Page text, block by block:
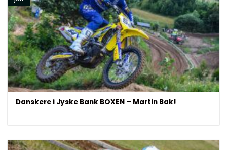
Danskere i Jyske Bank BOXEN – Martin Bak!